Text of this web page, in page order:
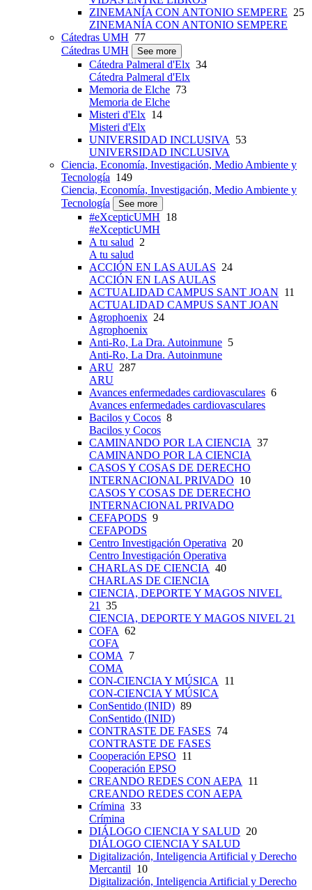
ZINEMANÍA CON ANTONIO SEMPERE 25
ZINEMANÍA CON ANTONIO SEMPERE
Cátedras UMH 77
Cátedras UMH
See more
Cátedra Palmeral d'Elx 34
Cátedra Palmeral d'Elx
Memoria de Elche 73
Memoria de Elche
Misteri d'Elx 14
Misteri d'Elx
UNIVERSIDAD INCLUSIVA
53
UNIVERSIDAD INCLUSIVA
Ciencia, Economía, Investigación, Medio Ambiente y
Tecnología 149
Ciencia, Economía, Investigación, Medio Ambiente y
Tecnología
See more
#eXcepticUMH 18
#eXcepticUMH
A tu salud 2
A tu salud
ACCIÓN EN LAS AULAS 24
ACCIÓN EN LAS AULAS
ACTUALIDAD CAMPUS SANT JOAN 11
ACTUALIDAD CAMPUS SANT JOAN
Agrophoenix 24
Agrophoenix
Anti-Ro, La Dra. Autoinmune 5
Anti-Ro, La Dra. Autoinmune
ARU 287
ARU
Avances enfermedades cardiovasculares 6
Avances enfermedades cardiovasculares
Bacilos y Cocos 8
Bacilos y Cocos
CAMINANDO POR LA CIENCIA 37
CAMINANDO POR LA CIENCIA
CASOS Y COSAS DE DERECHO
INTERNACIONAL PRIVADO 10
CASOS Y COSAS DE DERECHO
INTERNACIONAL PRIVADO
CEFAPODS 9
CEFAPODS
Centro Investigación Operativa 20
Centro Investigación Operativa
CHARLAS DE CIENCIA 40
CHARLAS DE CIENCIA
CIENCIA, DEPORTE Y MAGOS NIVEL
21
35
CIENCIA, DEPORTE Y MAGOS NIVEL 21
COFA 62
COFA
COMA
7
COMA
CON-CIENCIA Y MÚSICA
11
CON-CIENCIA Y MÚSICA
ConSentido (INID) 89
ConSentido (INID)
CONTRASTE DE FASES 74
CONTRASTE DE FASES
Cooperación EPSO 11
Cooperación EPSO
CREANDO REDES CON AEPA
11
CREANDO REDES CON AEPA
Crímina 33
Crímina
DIÁLOGO CIENCIA Y SALUD 20
DIÁLOGO CIENCIA Y SALUD
Digitalización, Inteligencia Artificial y Derecho
Mercantil 10
Digitalización, Inteligencia Artificial y Derecho